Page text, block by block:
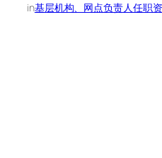
in基层机构、网点负责人任职